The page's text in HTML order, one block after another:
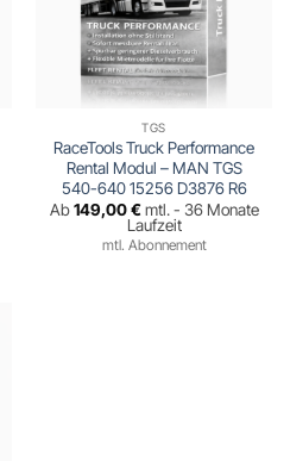
TGS
RaceTools Truck Performance
Rental Modul – MAN TGS
540-640 15256 D3876 R6
Ab149,00€mtl. - 36 Monate
Laufzeit
mtl. Abonnement